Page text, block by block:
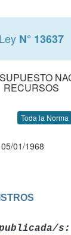
Ley N° 13637
RECURSOS
Toda la Norma
01/1968
s: